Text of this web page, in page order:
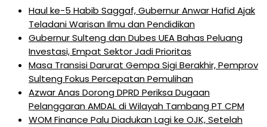
Haul ke-5 Habib Saggaf, Gubernur Anwar Hafid Ajak
Teladani Warisan Ilmu dan Pendidikan
Gubernur Sulteng dan Dubes UEA Bahas Peluang
Investasi, Empat Sektor Jadi Prioritas
Masa Transisi Darurat Gempa Sigi Berakhir, Pemprov
Sulteng Fokus Percepatan Pemulihan
Azwar Anas Dorong DPRD Periksa Dugaan
Pelanggaran AMDAL di Wilayah Tambang PT CPM
‎WOM Finance Palu Diadukan Lagi ke OJK, Setelah